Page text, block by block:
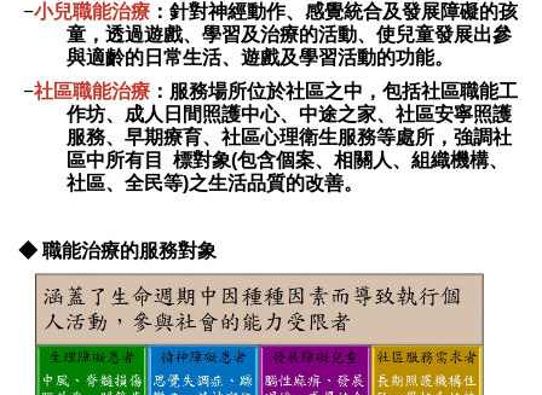
−小兒職能治療： 針對神經動作、感覺統合及發展障礙的孩
童，透過遊戲、學習及治療的活動、使兒童發展出參
與適齡的日常生活、遊戲及學習活動的功能。
−社區職能治療： 服務場所位於社區之中，包括社區職能工
作坊、成人日間照護中心、中途之家、社區安寧照護
服務、早期療育、社區心理衛生服務等處所， 強調社
區中所有目 標對象(包含個案、相關人、組織機構、
社區、全民等)之生活品質的改善。
◆ 職能治療的服務對象